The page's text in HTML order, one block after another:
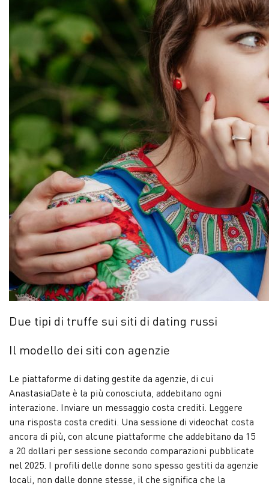
Due tipi di truffe sui siti di dating russi
Il modello dei siti con agenzie
Le piattaforme di dating gestite da agenzie, di cui
AnastasiaDate è la più conosciuta, addebitano ogni
interazione. Inviare un messaggio costa crediti. Leggere
una risposta costa crediti. Una sessione di videochat costa
ancora di più, con alcune piattaforme che addebitano da 15
a 20 dollari per sessione secondo comparazioni pubblicate
nel 2025. I profili delle donne sono spesso gestiti da agenzie
locali, non dalle donne stesse, il che significa che la